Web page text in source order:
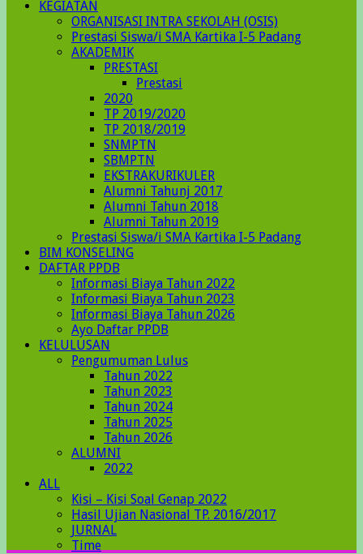
KEGIATAN
ORGANISASI INTRA SEKOLAH (OSIS)
Prestasi Siswa/i SMA Kartika I-5 Padang
AKADEMIK
PRESTASI
Prestasi
2020
TP 2019/2020
TP 2018/2019
SNMPTN
SBMPTN
EKSTRAKURIKULER
Alumni Tahunj 2017
Alumni Tahun 2018
Alumni Tahun 2019
Prestasi Siswa/i SMA Kartika I-5 Padang
BIM KONSELING
DAFTAR PPDB
Informasi Biaya Tahun 2022
Informasi Biaya Tahun 2023
Informasi Biaya Tahun 2026
Ayo Daftar PPDB
KELULUSAN
Pengumuman Lulus
Tahun 2022
Tahun 2023
Tahun 2024
Tahun 2025
Tahun 2026
ALUMNI
2022
ALL
Kisi – Kisi Soal Genap 2022
Hasil Ujian Nasional TP. 2016/2017
JURNAL
Time